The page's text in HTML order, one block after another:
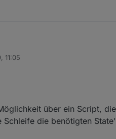
vorschlag:
11:05
über ein Script,
Schleife die benötigten